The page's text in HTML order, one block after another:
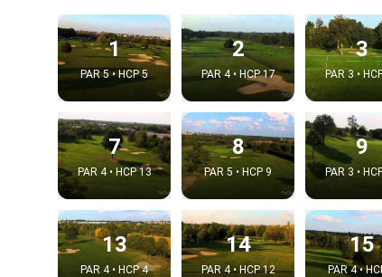
1
PAR 5 • HCP 5
2
PAR 4 • HCP 17
3
PAR 3 •
7
PAR 4 • HCP 13
8
PAR 5 • HCP 9
9
PAR 3 •
13
PAR 4 • HCP 4
14
PAR 4 • HCP 12
15
PAR 4 •
Video